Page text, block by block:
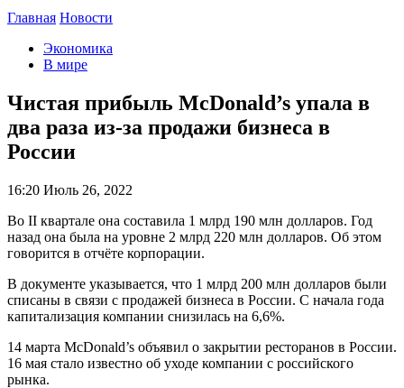
Главная Новости
Экономика
В мире
Чистая прибыль McDonald’s упала в
два раза из-за продажи бизнеса в
России
16:20 Июль 26, 2022
Во II квартале она составила 1 млрд 190 млн долларов. Год
назад она была на уровне 2 млрд 220 млн долларов. Об этом
говорится в отчёте корпорации.
В документе указывается, что 1 млрд 200 млн долларов были
списаны в связи с продажей бизнеса в России. С начала года
капитализация компании снизилась на 6,6%.
14 марта McDonald’s объявил о закрытии ресторанов в России.
16 мая стало известно об уходе компании с российского
рынка.